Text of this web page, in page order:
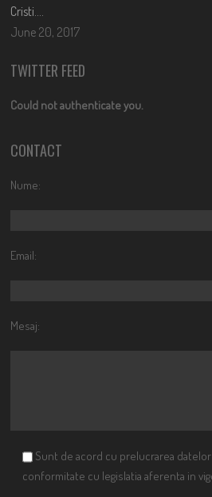
Cristi….
June 20, 2017
TWITTER FEED
Could not authenticate you.
CONTACT
Nume:
Email:
Mesaj:
Sunt de acord cu prelucrarea
conformitate cu legislatia aferenta in